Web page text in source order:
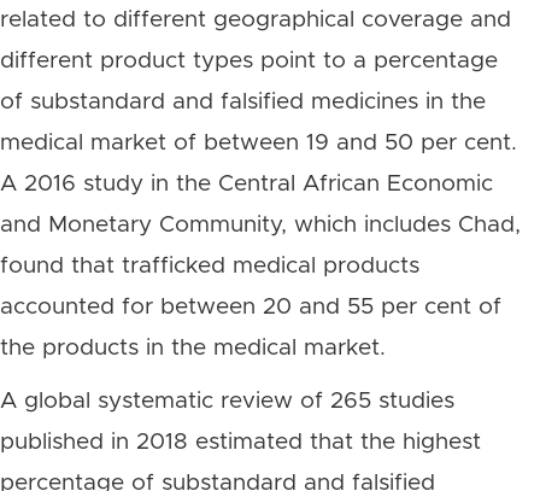
related to different geographical coverage and
different product types point to a percentage
of substandard and falsified medicines in the
medical market of between 19 and 50 per cent.
A 2016 study in the Central African Economic
and Monetary Community, which includes Chad,
found that trafficked medical products
accounted for between 20 and 55 per cent of
the products in the medical market.
A global systematic review of 265 studies
published in 2018 estimated that the highest
percentage of substandard and falsified